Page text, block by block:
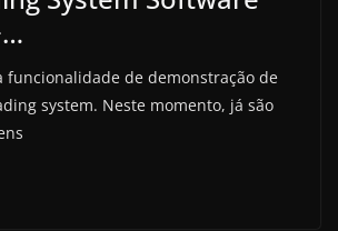
funcionalidade de demonstração de
system. Neste momento, já são